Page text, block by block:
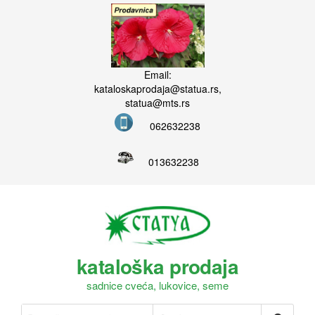
Email:
kataloskaprodaja@statua.rs,
statua@mts.rs
062632238
013632238
kataloška prodaja
sadnice cveća, lukovice, seme